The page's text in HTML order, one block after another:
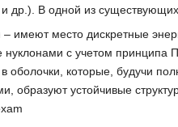
и др.). В одной из
имеют место дискретные
нуклонами с учетом принципа
оболочки, которые, будучи
образуют устойчивые